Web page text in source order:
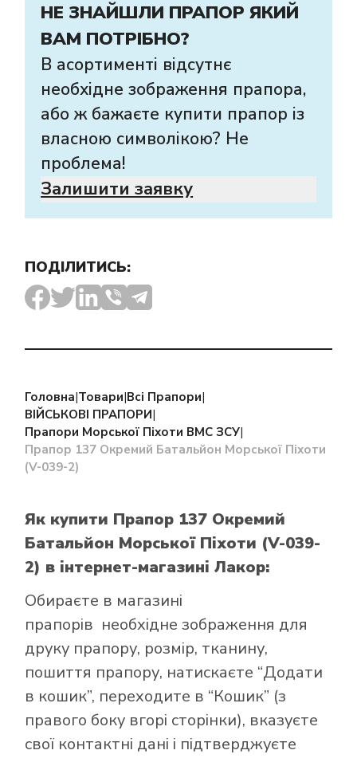
НЕ ЗНАЙШЛИ ПРАПОР ЯКИЙ
ВАМ ПОТРІБНО?
В асортименті відсутнє
необхідне зображення прапора,
або ж бажаєте купити прапор із
власною символікою? Не
проблема!
Залишити заявку
ПОДІЛИТИСЬ:
Головна|Товари|Всі Прапори|
ВІЙСЬКОВІ ПРАПОРИ|
Прапори Морської Піхоти ВМС ЗСУ|
Прапор 137 Окремий Батальйон Морської Піхоти
(V-039-2)
Як купити Прапор 137 Окремий
Батальйон Морської Піхоти (V-039-
2) в інтернет-магазині Лакор:
Обираєте в магазині
прапорів необхідне зображення для
друку прапору, розмір, тканину,
пошиття прапору, натискаєте “Додати
в кошик”, переходите в “Кошик” (з
правого боку вгорі сторінки), вказуєте
свої контактні дані і підтверджуєте